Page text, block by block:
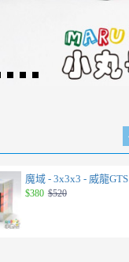
魔域 - 3x3x3 - 威龍GTS
$380 $520